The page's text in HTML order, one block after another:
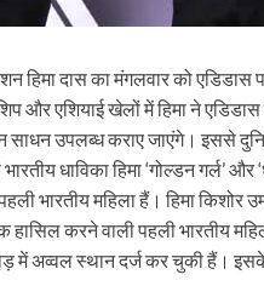
दास का मंगलवार को एडिडास
और एशियाई खेलों में हिमा ने
साधन उपलब्ध कराए जाएंगे। इससे
धाविका हिमा ‘गोल्डन गर्ल’
पहली भारतीय महिला हैं। हिमा
हासिल करने वाली पहली भारतीय
में अव्वल स्थान दर्ज कर चुकी हैं। इसके